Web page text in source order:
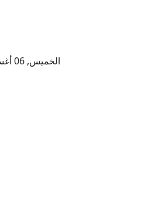
الخميس, 06 أغسطس 2026 – 23 صفر 1448 هـ